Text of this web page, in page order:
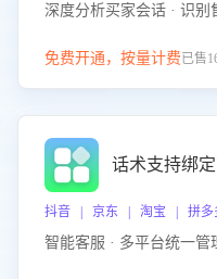
深度分析买家会话 · 识别
免费开通，按量计费已售
话术支持绑
抖音 | 京东 | 淘宝 | 拼多
智能客服 · 多平台统一管